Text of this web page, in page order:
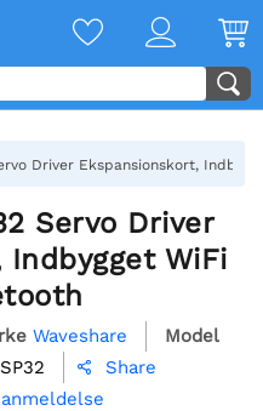
Driver Ekspansionskort,
Servo Driver
WiFi
Waveshare
Model

Share